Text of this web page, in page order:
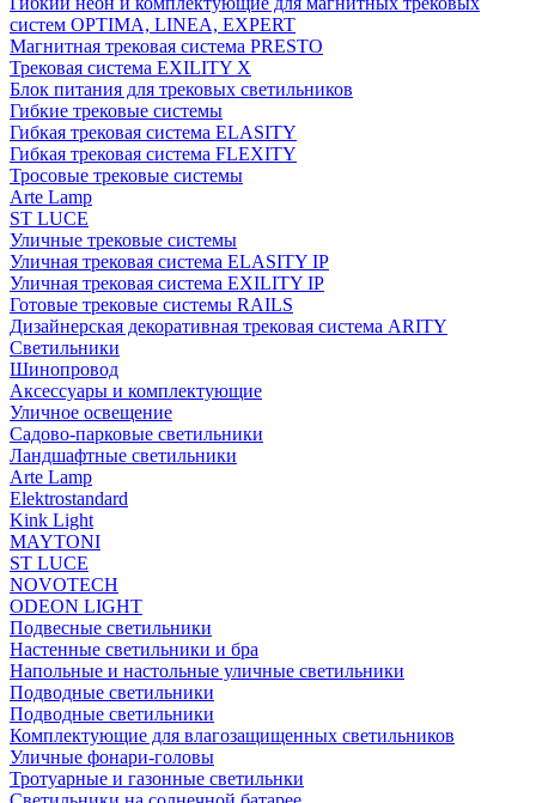
систем OPTIMA, LINEA, EXPERT
Магнитная трековая система PRESTO
Трековая система EXILITY X
Блок питания для трековых светильников
Гибкие трековые системы
Гибкая трековая система ELASITY
Гибкая трековая система FLEXITY
Тросовые трековые системы
Arte Lamp
ST LUCE
Уличные трековые системы
Уличная трековая система ELASITY IP
Уличная трековая система EXILITY IP
Готовые трековые системы RAILS
Дизайнерская декоративная трековая система ARITY
Светильники
Шинопровод
Аксессуары и комплектующие
Уличное освещение
Садово-парковые светильники
Ландшафтные светильники
Arte Lamp
Elektrostandard
Kink Light
MAYTONI
ST LUCE
NOVOTECH
ODEON LIGHT
Подвесные светильники
Настенные светильники и бра
Напольные и настольные уличные светильники
Подводные светильники
Подводные светильники
Комплектующие для влагозащищенных светильников
Уличные фонари-головы
Тротуарные и газонные светильнки